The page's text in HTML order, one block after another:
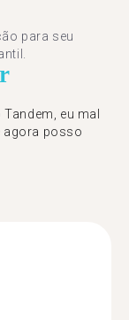
para seu
eu mal
agora posso